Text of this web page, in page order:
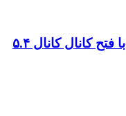
*رکوردشکنی تاریخی بورس با فتح کانال کانال ۵.۴